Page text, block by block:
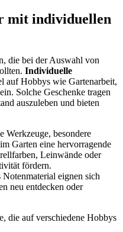
mit individuellen
die bei der Auswahl von
Individuelle
auf Hobbys wie Gartenarbeit,
Solche Geschenke tragen
auszuleben und bieten
Werkzeuge, besondere
Garten eine hervorragende
Leinwände oder
fördern.
eignen sich
neu entdecken oder
die auf verschiedene Hobbys